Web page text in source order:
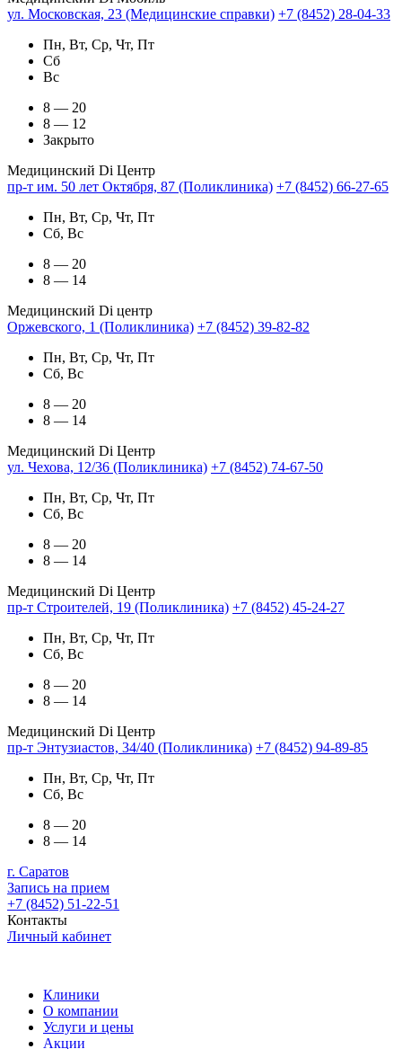
ул. Московская, 23 (Медицинские справки) +7 (8452) 28-04-33
Пн, Вт, Ср, Чт, Пт
Сб
Вс
8 — 20
8 — 12
Закрыто
Медицинский Di Центр
пр-т им. 50 лет Октября, 87 (Поликлиника) +7 (8452) 66-27-65
Пн, Вт, Ср, Чт, Пт
Сб, Вс
8 — 20
8 — 14
Медицинский Di центр
Оржевского, 1 (Поликлиника) +7 (8452) 39-82-82
Пн, Вт, Ср, Чт, Пт
Сб, Вс
8 — 20
8 — 14
Медицинский Di Центр
ул. Чехова, 12/36 (Поликлиника) +7 (8452) 74-67-50
Пн, Вт, Ср, Чт, Пт
Сб, Вс
8 — 20
8 — 14
Медицинский Di Центр
пр-т Строителей, 19 (Поликлиника) +7 (8452) 45-24-27
Пн, Вт, Ср, Чт, Пт
Сб, Вс
8 — 20
8 — 14
Медицинский Di Центр
пр-т Энтузиастов, 34/40 (Поликлиника) +7 (8452) 94-89-85
Пн, Вт, Ср, Чт, Пт
Сб, Вс
8 — 20
8 — 14
г. Саратов
Запись на прием
+7 (8452) 51-22-51
Контакты
Личный кабинет
Клиники
О компании
Услуги и цены
Акции